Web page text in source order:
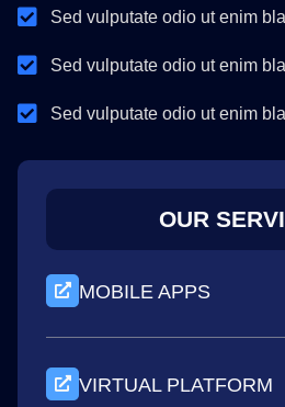
Sed vulputate odio ut enim
Sed vulputate odio ut enim
Sed vulputate odio ut enim
OUR
MOBILE APPS
VIRTUAL PLATFORM